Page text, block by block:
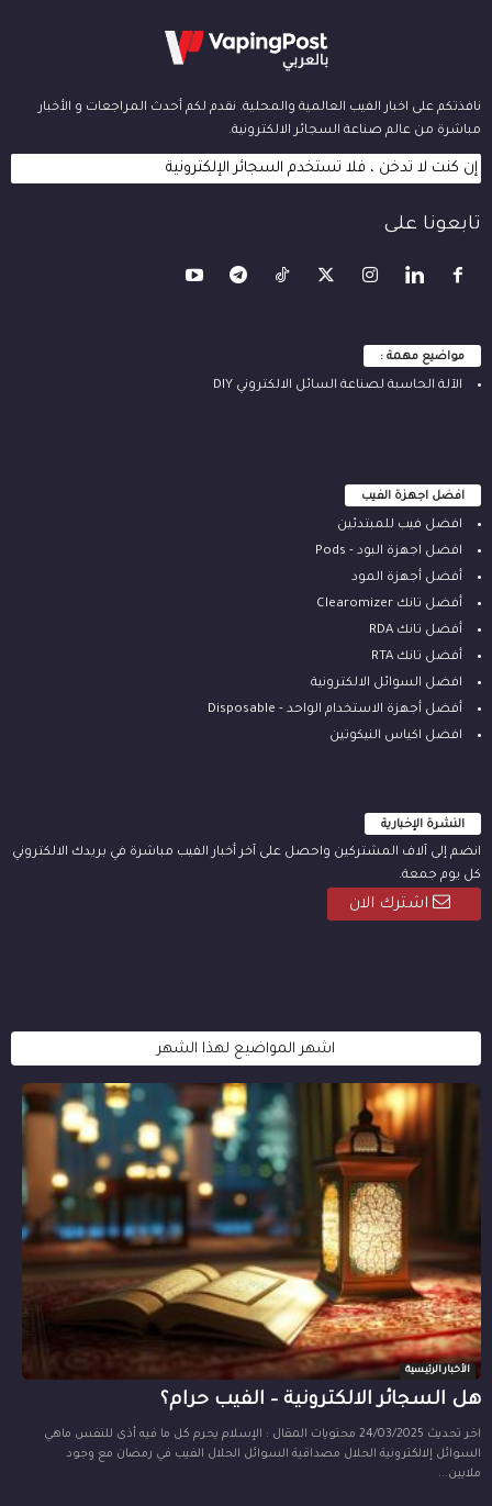
نافذتكم على اخبار الفيب العالمية والمحلية. نقدم لكم أحدث المراجعات و الأخبار
مباشرة من عالم صناعة السجائر الالكترونية.
إن كنت لا تدخن ، فلا تستخدم السجائر الإلكترونية
تابعونا على
مواضيع مهمة :
الآلة ‫الحاسبة لصناعة السائل الالكتروني‬ DIY
افضل اجهزة الفيب
افضل فيب للمبتدئين
افضل اجهزة البود - Pods
أفضل أجهزة المود
أفضل تانك Clearomizer
أفضل تانك RDA
أفضل تانك RTA
افضل السوائل الالكترونية
أفضل أجهزة الاستخدام الواحد - Disposable
افضل اكياس النيكوتين
النشرة الإخبارية
انضم إلى آلاف المشتركين واحصل على آخر أخبار الفيب مباشرة في بريدك الالكتروني
كل يوم جمعة.
اشترك الان
اشهر المواضيع لهذا الشهر
الأخبار الرئيسية
هل السجائر الالكترونية – الفيب حرام؟
اخر تحديث 24/03/2025 محتويات المقال : الإسلام يحرم كل ما فيه أذى للنفس ماهي
السوائل إلالكترونية الحلال مصداقية السوائل الحلال الفيب في رمضان مع وجود
ملايين...